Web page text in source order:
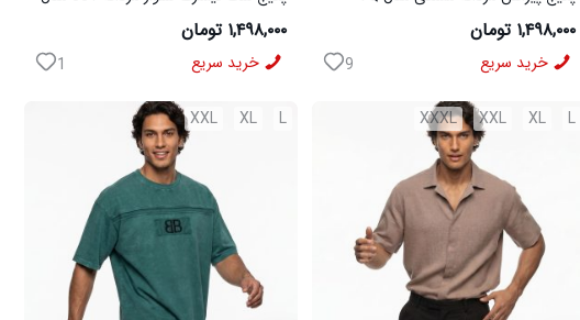
شلوار مردانه خاکی مدل MOBIN
۱,۴۹۸,۰۰۰ تومان
خرید سریع 9
W15 کفش ورزشی مردانه مدل pavlo
۱,۴۹۸,۰۰۰ تومان
خرید سریع 1
L
XL
XXL
XXXL
L
XL
XXL